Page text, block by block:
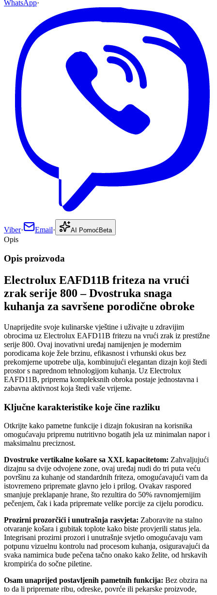
WhatsApp·
Viber· Email· AI Pomoć Beta
Opis
Opis proizvoda
Electrolux EAFD11B friteza na vrući
zrak serije 800 – Dvostruka snaga
kuhanja za savršene porodične obroke
Unaprijedite svoje kulinarske vještine i uživajte u zdravijim
obrocima uz Electrolux EAFD11B fritezu na vrući zrak iz prestižne
serije 800. Ovaj inovativni uređaj namijenjen je modernim
porodicama koje žele brzinu, efikasnost i vrhunski okus bez
prekomjerne upotrebe ulja, kombinujući elegantan dizajn koji štedi
prostor s naprednom tehnologijom kuhanja. Uz Electrolux
EAFD11B, priprema kompleksnih obroka postaje jednostavna i
zabavna aktivnost koja štedi vaše vrijeme.
Ključne karakteristike koje čine razliku
Otkrijte kako pametne funkcije i dizajn fokusiran na korisnika
omogućavaju pripremu nutritivno bogatih jela uz minimalan napor i
maksimalnu preciznost.
Dvostruke vertikalne košare sa XXL kapacitetom: Zahvaljujući
dizajnu sa dvije odvojene zone, ovaj uređaj nudi do tri puta veću
površinu za kuhanje od standardnih friteza, omogućavajući vam da
istovremeno pripremate glavno jelo i prilog. Ovakav raspored
smanjuje preklapanje hrane, što rezultira do 50% ravnomjernijim
pečenjem, čak i kada pripremate velike porcije za cijelu porodicu.
Prozirni prozorčići i unutrašnja rasvjeta: Zaboravite na stalno
otvaranje košara i gubitak toplote kako biste provjerili status jela.
Integrisani prozirni prozori i unutrašnje svjetlo omogućavaju vam
potpunu vizuelnu kontrolu nad procesom kuhanja, osiguravajući da
svaka namirnica bude pečena tačno onako kako želite, od hrskavih
krompirića do sočne piletine.
Osam unaprijed postavljenih pametnih funkcija: Bez obzira na
to da li pripremate ribu, odreske, povrće ili pekarske proizvode,